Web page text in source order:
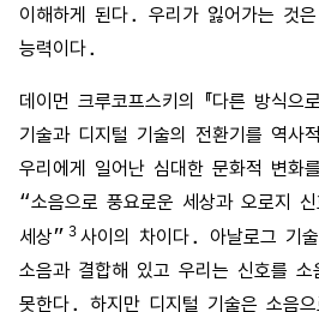
이해하게 된다. 우리가 잃어가는 것
능력이다.
데이먼 크루코프스키의 『다른 방식으
기술과 디지털 기술의 전환기를 역사
우리에게 일어난 심대한 문화적 변화
“소음으로 풍요로운 세상과 오로지
세상” 3 사이의 차이다. 아날로그 기
소음과 결합해 있고 우리는 신호를 소
못한다. 하지만 디지털 기술은 소음으